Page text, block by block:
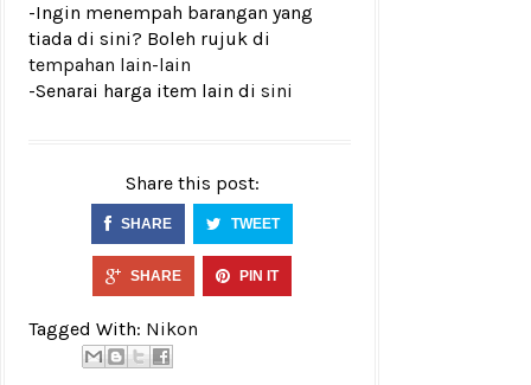
-Ingin menempah barangan yang
tiada di sini? Boleh rujuk di
tempahan lain-lain
-Senarai harga item lain di sini
Share this post:
SHARE TWEET
SHARE PIN IT
Tagged With: Nikon